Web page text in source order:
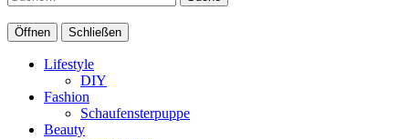
Öffnen Schließen
Lifestyle
DIY
Fashion
Schaufensterpuppe
Beauty